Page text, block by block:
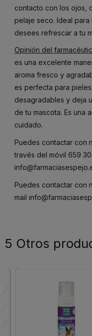
contacto con los ojos,
pelaje seco. Ideal
desees refrescar a tu
Opinión del
es una excelente
aroma fresco y
es perfecta para
desagradables y deja
de tu mascota. Es una
cuidado.
Puedes contactar con
través del móvil 659
Puedes contactar con
mail
5 Otros